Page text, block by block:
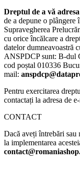
Dreptul de a vă
de a depune o
Supravegherea
cu orice încălcare a
datelor dumneavoastră
ANSPDCP sunt: B-dul
cod poștal 010336
mail:
Pentru exercitarea
contactați la adresa de
CONTACT
Dacă aveți întrebări sau
la implementarea